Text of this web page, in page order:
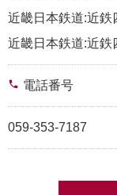
近畿日本鉄道:近鉄
近畿日本鉄道:近鉄
phone 電話番号
059-353-7187